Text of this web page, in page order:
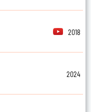
2018
2024